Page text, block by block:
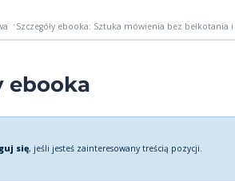
Szczegóły ebooka: Sztuka mówienia bez bełkotania
ebooka
się, jeśli jesteś zainteresowany treścią pozycji.